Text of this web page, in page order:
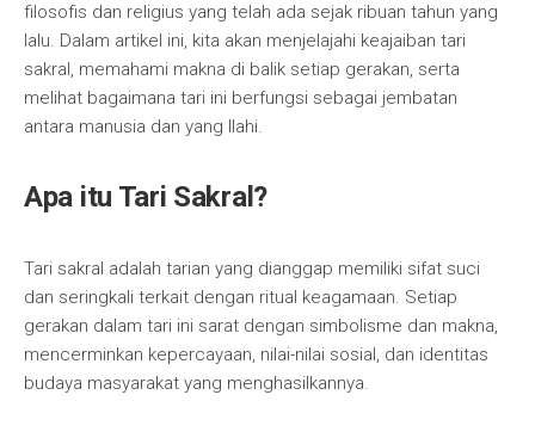
filosofis dan religius yang telah ada sejak ribuan tahun yang
lalu. Dalam artikel ini, kita akan menjelajahi keajaiban tari
sakral, memahami makna di balik setiap gerakan, serta
melihat bagaimana tari ini berfungsi sebagai jembatan
antara manusia dan yang Ilahi.
Apa itu Tari Sakral?
Tari sakral adalah tarian yang dianggap memiliki sifat suci
dan seringkali terkait dengan ritual keagamaan. Setiap
gerakan dalam tari ini sarat dengan simbolisme dan makna,
mencerminkan kepercayaan, nilai-nilai sosial, dan identitas
budaya masyarakat yang menghasilkannya.